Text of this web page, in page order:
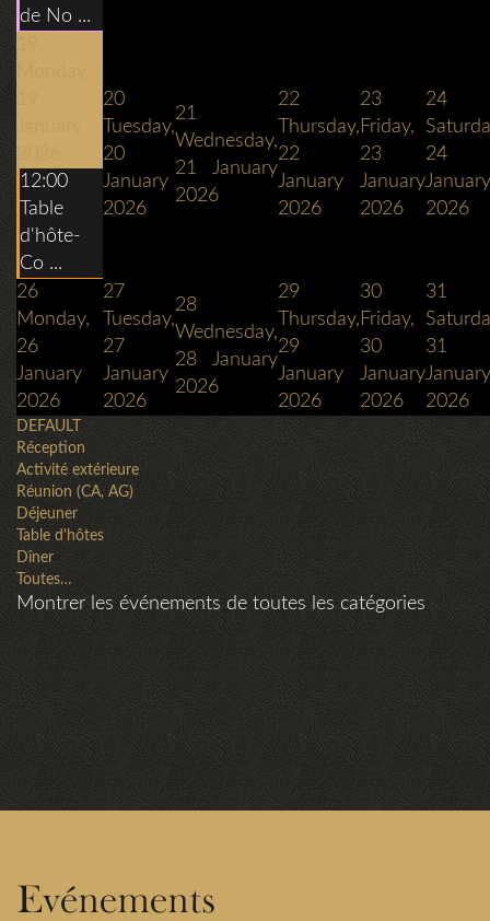
de No ...
12:00
Table
d'hôte-
Co ...
20
Tuesday,
20
January
2026
21
Wednesday,
21 January
2026
22
Thursday,
22
January
2026
23
Friday,
23
January
2026
24
24
January
2026
26
Monday,
26
January
2026
27
Tuesday,
27
January
2026
28
Wednesday,
28 January
2026
29
Thursday,
29
January
2026
30
Friday,
30
January
2026
31
31
January
2026
DEFAULT
Réception
Activité extérieure
Réunion (CA, AG)
Déjeuner
Table d'hôtes
Dîner
Toutes…
Montrer les événements de toutes les catégories
Evénements